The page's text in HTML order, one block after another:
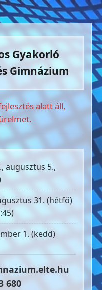
Gyakorló
Gimnázium
alatt áll,
augusztus 5.,
31. (hétfő)
1. (kedd)
680